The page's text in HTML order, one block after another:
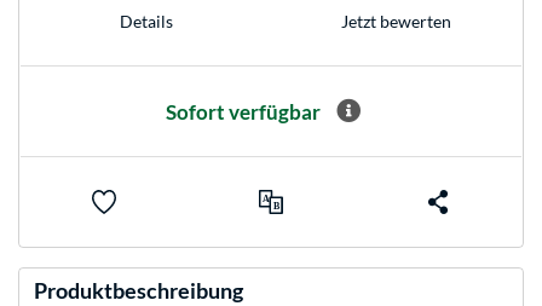
Details Jetzt bewerten
Sofort verfügbar
Produktbeschreibung